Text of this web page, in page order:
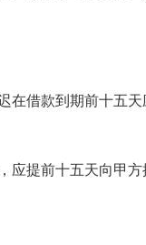
在借款到期前十五
应提前十五天向甲